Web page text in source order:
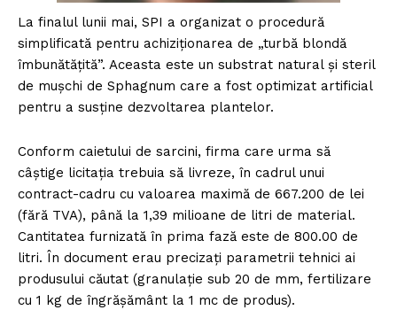
La finalul lunii mai, SPI a organizat o procedură
simplificată pentru achiziționarea de „turbă blondă
îmbunătățită”. Aceasta este un substrat natural și steril
de mușchi de Sphagnum care a fost optimizat artificial
pentru a susține dezvoltarea plantelor.
Conform caietului de sarcini, firma care urma să
câștige licitația trebuia să livreze, în cadrul unui
contract-cadru cu valoarea maximă de 667.200 de lei
(fără TVA), până la 1,39 milioane de litri de material.
Cantitatea furnizată în prima fază este de 800.00 de
litri. În document erau precizați parametrii tehnici ai
produsului căutat (granulație sub 20 de mm, fertilizare
cu 1 kg de îngrășământ la 1 mc de produs).